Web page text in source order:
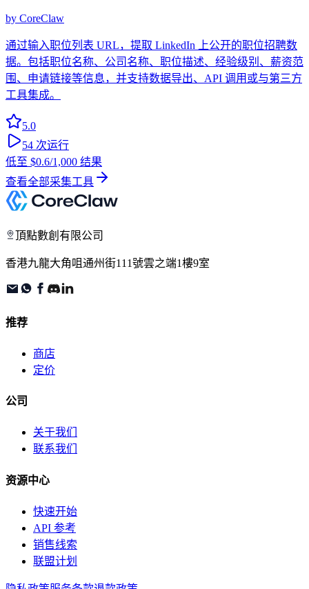
by CoreClaw
通过输入职位列表 URL，提取 LinkedIn 上公开的职位招聘数
据。包括职位名称、公司名称、职位描述、经验级别、薪资范
围、申请链接等信息，并支持数据导出、API 调用或与第三方
工具集成。
5.0
54 次运行
低至 $0.6/1,000 结果
查看全部采集工具
頂點數創有限公司
香港九龍大角咀通州街111號雲之端1樓9室
推荐
商店
定价
公司
关于我们
联系我们
资源中心
快速开始
API 参考
销售线索
联盟计划